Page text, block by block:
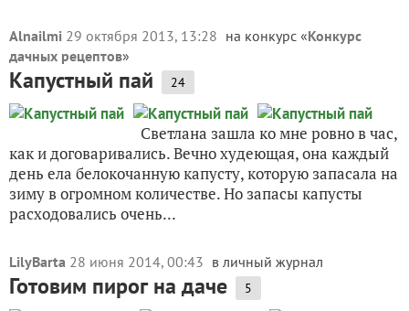
Alnailmi 29 октября 2013, 13:28 на конкурс «Конкурс
дачных рецептов»
Капустный пай 24
Светлана зашла ко мне ровно в час,
как и договаривались. Вечно худеющая, она каждый
день ела белокочанную капусту, которую запасала на
зиму в огромном количестве. Но запасы капусты
расходовались очень...
LilyBarta 28 июня 2014, 00:43 в личный журнал
Готовим пирог на даче 5